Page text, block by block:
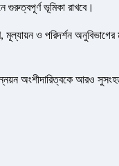
গুরুত্বপূর্ণ ভূমিকা রাখবে।
মূল্যায়ন ও পরিদর্শন
অংশীদারিত্বকে আরও